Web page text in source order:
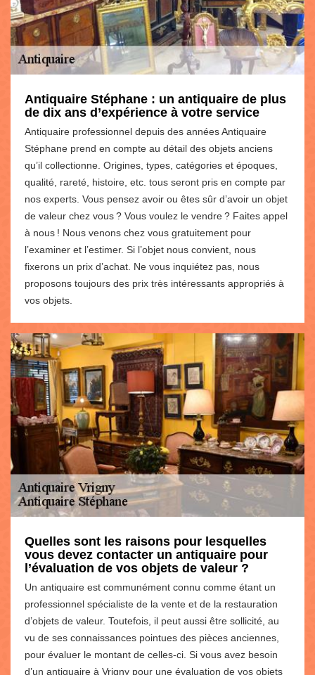
Antiquaire Stéphane : un antiquaire de plus
de dix ans d’expérience à votre service
Antiquaire professionnel depuis des années Antiquaire
Stéphane prend en compte au détail des objets anciens
qu’il collectionne. Origines, types, catégories et époques,
qualité, rareté, histoire, etc. tous seront pris en compte par
nos experts. Vous pensez avoir ou êtes sûr d’avoir un objet
de valeur chez vous ? Vous voulez le vendre ? Faites appel
à nous ! Nous venons chez vous gratuitement pour
l’examiner et l’estimer. Si l’objet nous convient, nous
fixerons un prix d’achat. Ne vous inquiétez pas, nous
proposons toujours des prix très intéressants appropriés à
vos objets.
Quelles sont les raisons pour lesquelles
vous devez contacter un antiquaire pour
l’évaluation de vos objets de valeur ?
Un antiquaire est communément connu comme étant un
professionnel spécialiste de la vente et de la restauration
d’objets de valeur. Toutefois, il peut aussi être sollicité, au
vu de ses connaissances pointues des pièces anciennes,
pour évaluer le montant de celles-ci. Si vous avez besoin
d’un antiquaire à Vrigny pour une évaluation de vos objets